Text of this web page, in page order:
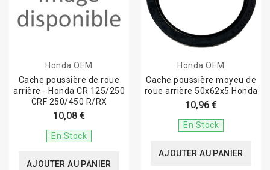
Honda OEM
Cache poussière de roue
arrière - Honda CR 125/250
CRF 250/450 R/RX
10,08 €
En Stock
AJOUTER AU PANIER
Honda OEM
Cache poussière moyeu de
roue arrière 50x62x5 Honda
10,96 €
En Stock
AJOUTER AU PANIER